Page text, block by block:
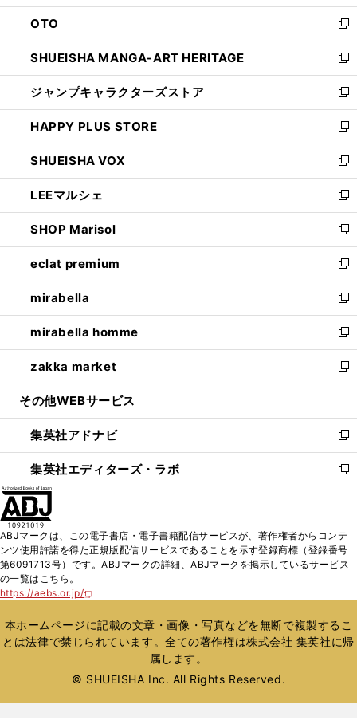
ウ
で
開
く
ン
ド
ウ
で
開
く
OTO
新
し
い
ウ
ィ
ン
ド
ウ
で
開
く
SHUEISHA MANGA-ART HERITAGE
新
し
い
ウ
ィ
ン
ド
ウ
で
開
く
ジャンプキャラクターズストア
新
し
い
ウ
ィ
ン
ド
ウ
で
開
く
HAPPY PLUS STORE
新
し
い
ウ
ィ
ン
ド
ウ
で
開
く
SHUEISHA VOX
新
し
い
ウ
ィ
ン
ド
ウ
で
開
く
LEEマルシェ
新
し
い
ウ
ィ
ン
ド
ウ
で
開
く
SHOP Marisol
新
し
い
ウ
ィ
ン
ド
ウ
で
開
eclat premium
新
し
い
ウ
ィ
ン
ド
ウ
開
く
mirabella
新
し
い
ウ
ィ
ン
ウ
で
開
く
mirabella homme
新
し
い
ウ
ン
ド
ウ
で
zakka market
新
し
ウ
ィ
ン
ド
く
その他WEBサービス
集英社アドナビ
新
し
い
ド
ウ
で
集英社エディターズ・ラボ
新
ィ
ン
開
く
ABJマークは、この電子書店・電子書籍配信サービスが、著作権者からコンテ
ンツ使用許諾を得た正規版配信サービスであることを示す登録商標（登録番号
第6091713号）です。ABJマークの詳細、ABJマークを掲示しているサービス
の一覧はこちら。
https://aebs.or.jp/
新
い
ウ
ィ
ウ
本ホームページに記載の文章・画像・写真などを無断で複製するこ
とは法律で禁じられています。全ての著作権は株式会社 集英社に帰
属します。
© SHUEISHA Inc. All Rights Reserved.